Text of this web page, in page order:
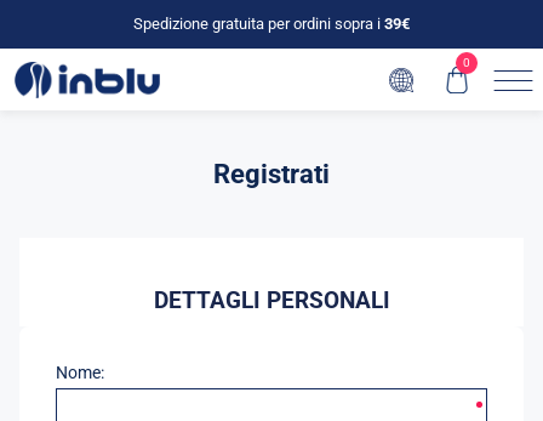
Spedizione gratuita per ordini sopra i 39€
0
Registrati
DETTAGLI PERSONALI
Nome: